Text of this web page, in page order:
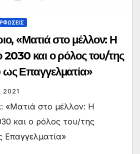
«Ματιά στο μέλλον: Η
2030 και ο ρόλος του/της
ως Επαγγελματία»
«Ματιά στο μέλλον: Η
και ο ρόλος του/της
Επαγγελματία»